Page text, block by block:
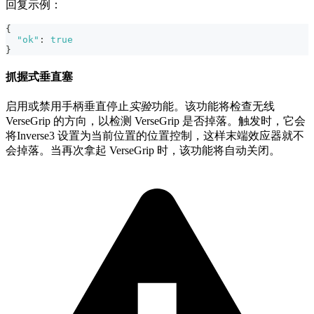
回复示例：
{
"ok" :
true
}
抓握式垂直塞
启用或禁用手柄垂直停止实验功能。该功能将检查无线
VerseGrip 的方向，以检测 VerseGrip 是否掉落。触发时，它会
将Inverse3 设置为当前位置的位置控制，这样末端效应器就不
会掉落。当再次拿起 VerseGrip 时，该功能将自动关闭。